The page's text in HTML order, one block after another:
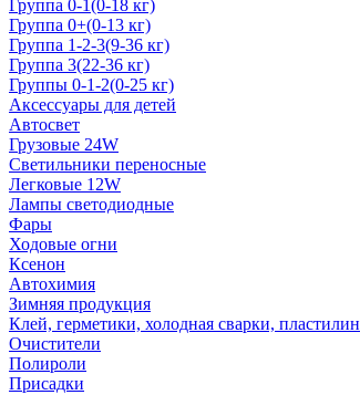
Группа 0-1(0-18 кг)
Группа 0+(0-13 кг)
Группа 1-2-3(9-36 кг)
Группа 3(22-36 кг)
Группы 0-1-2(0-25 кг)
Аксессуары для детей
Автосвет
Грузовые 24W
Светильники переносные
Легковые 12W
Лампы светодиодные
Фары
Ходовые огни
Ксенон
Автохимия
Зимняя продукция
Клей, герметики, холодная сварки, пластилин
Очистители
Полироли
Присадки